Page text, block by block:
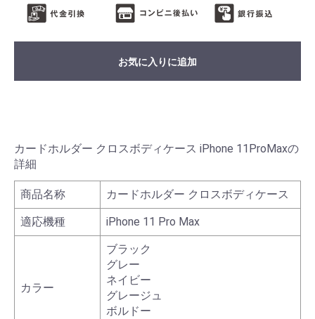
お気に入りに追加
カードホルダー クロスボディケース iPhone 11ProMaxの
詳細
商品名称 カードホルダー クロスボディケース
適応機種 iPhone 11 Pro Max
カラー
ブラック
グレー
ネイビー
グレージュ
ボルドー